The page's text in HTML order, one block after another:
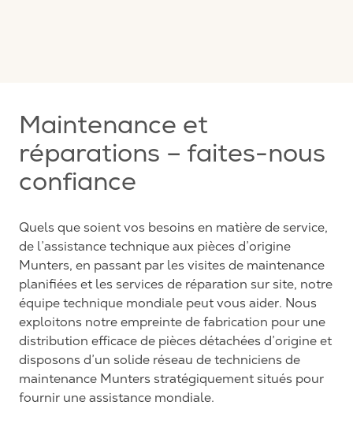
Maintenance et
réparations – faites-nous
confiance
Quels que soient vos besoins en matière de service,
de l’assistance technique aux pièces d’origine
Munters, en passant par les visites de maintenance
planifiées et les services de réparation sur site, notre
équipe technique mondiale peut vous aider. Nous
exploitons notre empreinte de fabrication pour une
distribution efficace de pièces détachées d’origine et
disposons d’un solide réseau de techniciens de
maintenance Munters stratégiquement situés pour
fournir une assistance mondiale.